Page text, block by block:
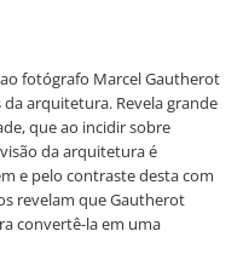
fotógrafo Marcel Gautherot
arquitetura. Revela grande
que ao incidir sobre
da arquitetura é
e pelo contraste desta com
revelam que Gautherot
convertê-la em uma